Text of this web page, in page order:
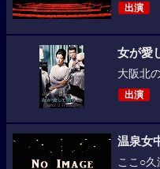
出演
女が愛
大阪北
出演
温泉女
ここ○久